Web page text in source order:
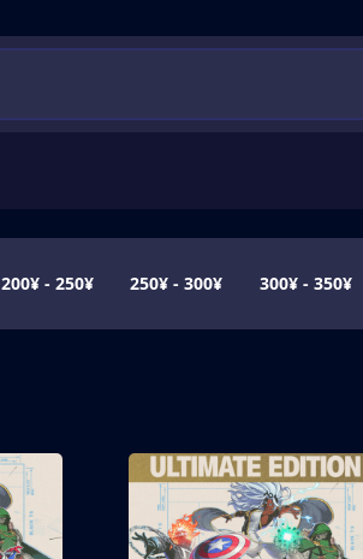
200¥ - 250¥ 250¥ - 300¥ 300¥ - 350¥